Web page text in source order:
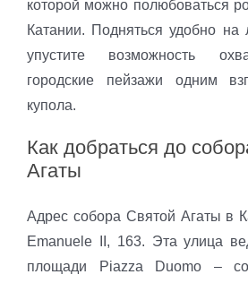
которой можно полюбоваться
Катании. Подняться удобно
упустите возможность
городские пейзажи одним
купола.
Как добраться до
Агаты
Адрес собора Святой Агаты в
Emanuele II, 163. Эта улица
площади Piazza Duomo –